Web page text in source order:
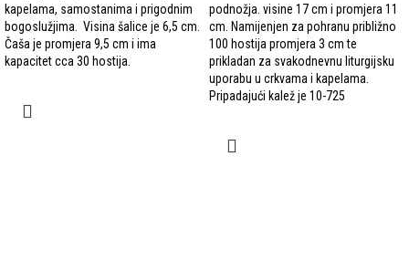
kapelama, samostanima i prigodnim
bogoslužjima. Visina šalice je 6,5 cm.
Čaša je promjera 9,5 cm i ima
kapacitet cca 30 hostija.
podnožja. visine 17 cm i promjera 11
cm. Namijenjen za pohranu približno
100 hostija promjera 3 cm te
prikladan za svakodnevnu liturgijsku
uporabu u crkvama i kapelama.
Pripadajući kalež je 10-725